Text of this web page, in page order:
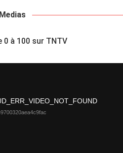
Medias
0 à 100 sur TNTV